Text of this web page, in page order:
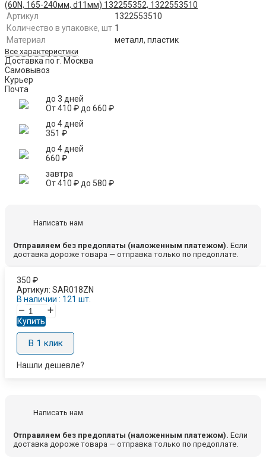
Артикул
1322553510
Количество в упаковке, шт 1
Материал
металл, пластик
Все характеристики
Доставка по г. Москва
Самовывоз
Курьер
Почта
до 3 дней
От410 ₽до 660 ₽
до 4 дней
351 ₽
до 4 дней
660 ₽
завтра
От410 ₽до 580 ₽
Написать нам
Отправляем без предоплаты (наложенным платежом). Если
доставка дороже товара — отправка только по предоплате.
350 ₽
Артикул: SAR018ZN
В наличии : 121 шт.
– +
Купить
В 1 клик
Нашли дешевле?
Написать нам
Отправляем без предоплаты (наложенным платежом). Если
доставка дороже товара — отправка только по предоплате.